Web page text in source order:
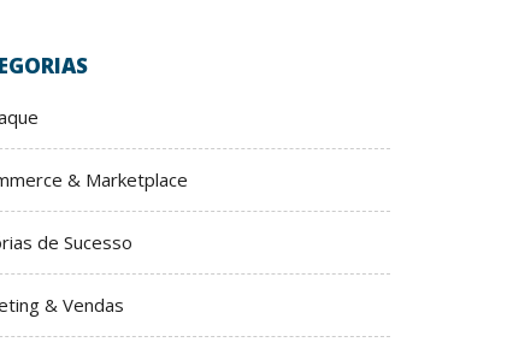
& Marketplace
de Sucesso
& Vendas